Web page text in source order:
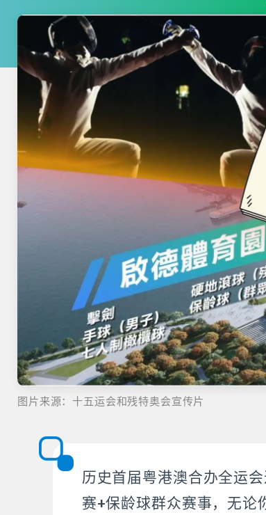
图片来源：十五运会和残特奥会宣传片
历史首届粤港澳合办全运
赛+保龄球群众赛事，无论